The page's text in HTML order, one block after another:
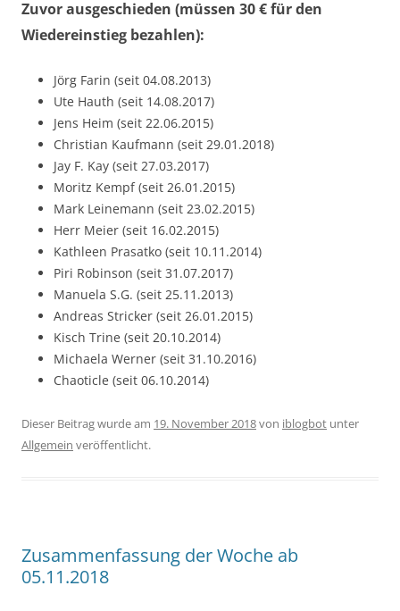
Zuvor ausgeschieden (müssen 30 € für den
Wiedereinstieg bezahlen):
Jörg Farin (seit 04.08.2013)
Ute Hauth (seit 14.08.2017)
Jens Heim (seit 22.06.2015)
Christian Kaufmann (seit 29.01.2018)
Jay F. Kay (seit 27.03.2017)
Moritz Kempf (seit 26.01.2015)
Mark Leinemann (seit 23.02.2015)
Herr Meier (seit 16.02.2015)
Kathleen Prasatko (seit 10.11.2014)
Piri Robinson (seit 31.07.2017)
Manuela S.G. (seit 25.11.2013)
Andreas Stricker (seit 26.01.2015)
Kisch Trine (seit 20.10.2014)
Michaela Werner (seit 31.10.2016)
Chaoticle (seit 06.10.2014)
Dieser Beitrag wurde am 19. November 2018von iblogbot unter
Allgemein veröffentlicht.
Zusammenfassung der Woche ab
05.11.2018